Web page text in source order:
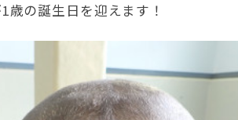
歳の誕生日を迎えます！